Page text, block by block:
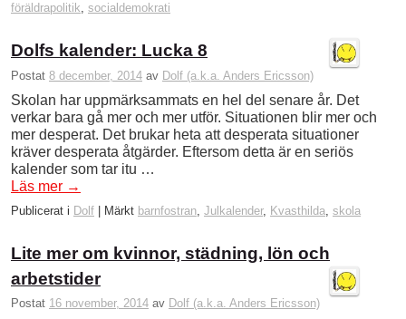
föräldrapolitik, socialdemokrati
Dolfs kalender: Lucka 8
Postat 8 december, 2014 av Dolf (a.k.a. Anders Ericsson)
Skolan har uppmärksammats en hel del senare år. Det
verkar bara gå mer och mer utför. Situationen blir mer och
mer desperat. Det brukar heta att desperata situationer
kräver desperata åtgärder. Eftersom detta är en seriös
kalender som tar itu …
Läs mer →
Publicerat i Dolf | Märkt barnfostran Julkalender, Kvasthilda skola
Lite mer om kvinnor, städning, lön och
arbetstider
Postat 16 november, 2014 av Dolf (a.k.a. Anders Ericsson)